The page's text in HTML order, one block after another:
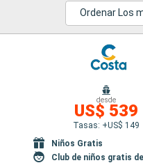
Ordenar Los
desde
US$ 539
Tasas: +US$ 149
Niños Gratis
Club de niños gratis